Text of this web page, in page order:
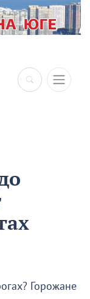
×
Горожане